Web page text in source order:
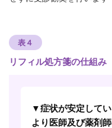
表４
リフィル処方箋の仕組み
▼症状が安定して
より医師及び薬剤